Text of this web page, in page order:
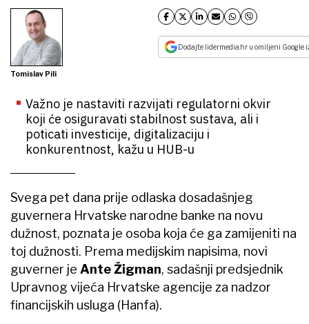
Tomislav Pili
Dodajte lidermedia.hr u omiljeni Google
Važno je nastaviti razvijati regulatorni okvir
koji će osiguravati stabilnost sustava, ali i
poticati investicije, digitalizaciju i
konkurentnost, kažu u HUB-u
Svega pet dana prije odlaska dosadašnjeg
guvernera Hrvatske narodne banke na novu
dužnost, poznata je osoba koja će ga zamijeniti na
toj dužnosti. Prema medijskim napisima, novi
guverner je Ante Žigman, sadašnji predsjednik
Upravnog vijeća Hrvatske agencije za nadzor
financijskih usluga (Hanfa).